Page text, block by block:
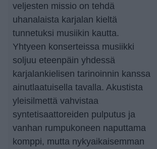
veljesten missio on tehdä
uhanalaista karjalan kieltä
tunnetuksi musiikin kautta.
Yhtyeen konserteissa musiikki
soljuu eteenpäin yhdessä
karjalankielisen tarinoinnin kanssa
ainutlaatuisella tavalla. Akustista
yleisilmettä vahvistaa
syntetisaattoreiden pulputus ja
vanhan rumpukoneen naputtama
komppi, mutta nykyaikaisemman